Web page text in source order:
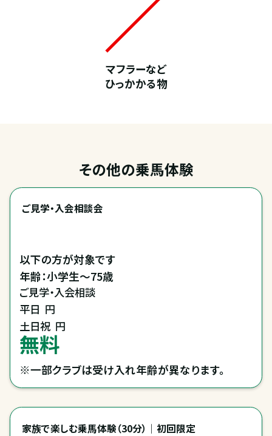
マフラーなど
ひっかかる物
その他の乗馬体験
ご見学・入会相談会
以下の方が対象です
年齢：小学生～75歳
ご見学・入会相談
平日 円
土日祝 円
無料
※一部クラブは受け入れ年齢が異なります。
家族で楽しむ乗馬体験（30分）｜初回限定